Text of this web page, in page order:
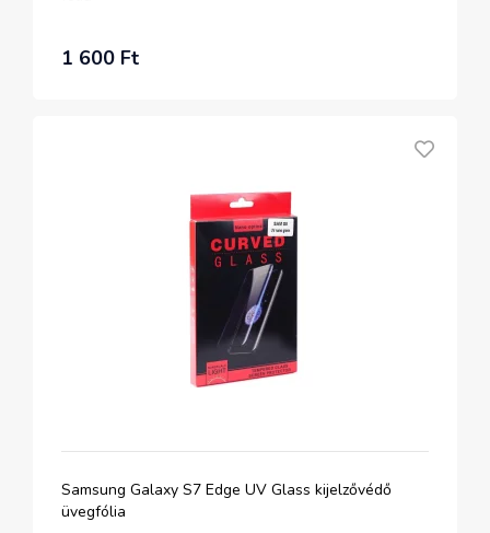
1 600 Ft
Samsung Galaxy S7 Edge UV Glass kijelzővédő
üvegfólia